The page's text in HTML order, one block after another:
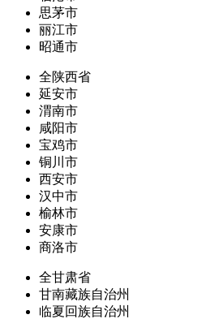
思茅市
丽江市
昭通市
全陕西省
延安市
渭南市
咸阳市
宝鸡市
铜川市
西安市
汉中市
榆林市
安康市
商洛市
全甘肃省
甘南藏族自治州
临夏回族自治州